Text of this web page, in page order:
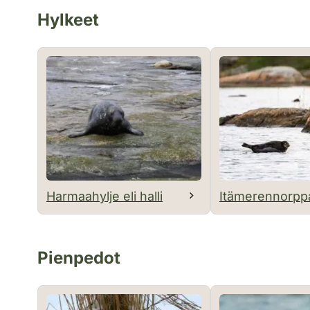
Hylkeet
Harmaahylje eli halli
Pienpedot